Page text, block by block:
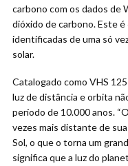
carbono com os dados de
dióxido de carbono. Este é
identificadas de uma só
solar.
Catalogado como VHS
luz de distância e orbita
período de 10.000 anos.
vezes mais distante de
Sol, o que o torna um
significa que a luz do